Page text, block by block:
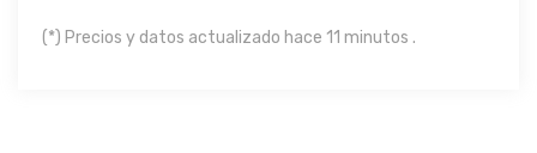
(*) Precios y datos actualizado hace 11 minutos .